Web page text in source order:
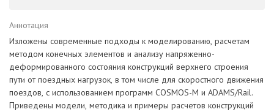
Аннотация
Изложены современные подходы к моделированию, расчетам
методом конечных элементов и анализу напряженно-
деформированного состояния конструкций верхнего строения
пути от поездных нагрузок, в том числе для скоростного движения
поездов, с использованием программ COSMOS-M и ADAMS/Rail.
Приведены модели, методика и примеры расчетов конструкций